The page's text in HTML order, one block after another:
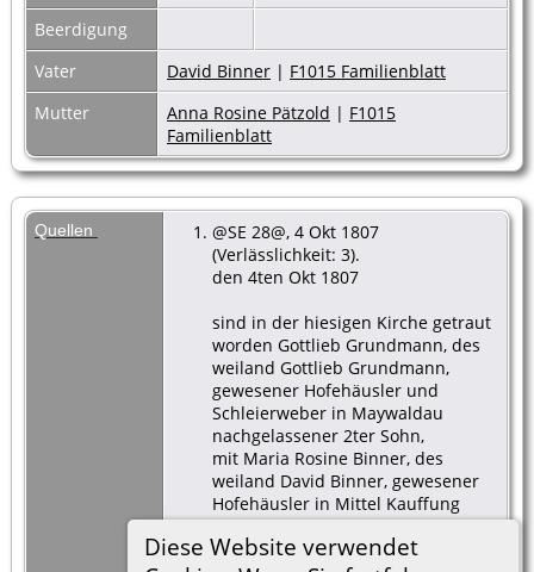
Diese Website verwendet
Beerdigung
Vater
David Binner | F1015 Familienblatt
Mutter
Anna Rosine Pätzold | F1015
Familienblatt
Quellen
@SE 28@, 4 Okt 1807
(Verlässlichkeit: 3).
den 4ten Okt 1807
sind in der hiesigen Kirche getraut
worden Gottlieb Grundmann, des
weiland Gottlieb Grundmann,
gewesener Hofehäusler und
Schleierweber in Maywaldau
nachgelassener 2ter Sohn,
mit Maria Rosine Binner, des
weiland David Binner, gewesener
Hofehäusler in Mittel Kauffung
unter Niemitz, nachgelassene
einzige Tochter.